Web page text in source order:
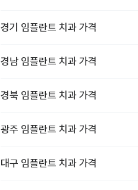
경기 임플란트 치과 가격
경남 임플란트 치과 가격
경북 임플란트 치과 가격
광주 임플란트 치과 가격
대구 임플란트 치과 가격